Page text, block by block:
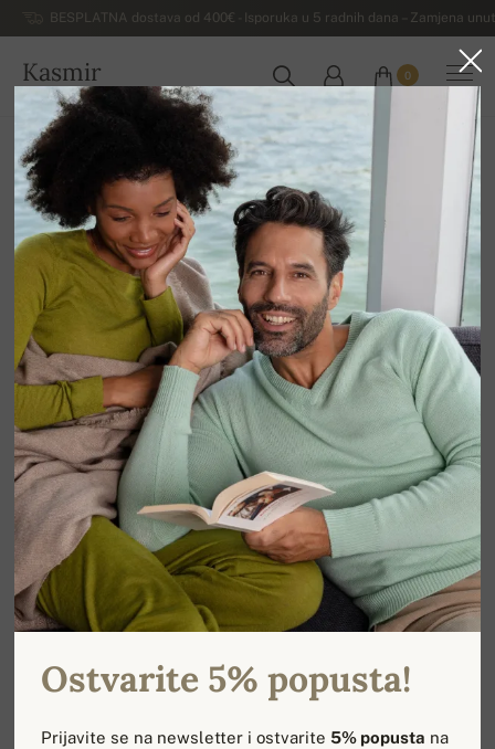
BESPLATNA dostava od 400€ - Isporuka u 5 radnih dana – Zamjena
Kasmir
HRVATSKA
0
Kuća Šalovi i marame od kašmira
Ostvarite 5% popusta!
Prijavite se na newsletter i ostvarite5% popusta na